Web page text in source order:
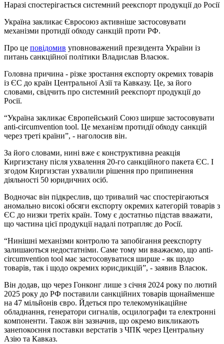
Наразі спостерігається системний реекспорт продукції до Росії
Україна закликає Євросоюз активніше застосовувати
механізми протидії обходу санкцій проти РФ.
Про це повідомив уповноважений президента України із
питань санкційної політики Владислав Власюк.
Головна причина - різке зростання експорту окремих товарів
із ЄС до країн Центральної Азії та Кавказу. Це, за його
словами, свідчить про системний реекспорт продукції до
Росії.
“Україна закликає Європейський Союз ширше застосовувати
anti-circumvention tool. Це механізм протидії обходу санкцій
через треті країни”, - наголосив він.
За його словами, нині вже є конструктивна реакція
Киргизстану після ухвалення 20-го санкційного пакета ЄС. І
згодом Киргизстан ухвалили рішення про припинення
діяльності 50 юридичних осіб.
Водночас він підкреслив, що тривалий час спостерігаються
аномально високі обсяги експорту окремих категорій товарів з
ЄС до низки третіх країн. Тому є достатньо підстав вважати,
що частина цієї продукції надалі потрапляє до Росії.
“Нинішні механізми контролю та запобігання реекспорту
залишаються недостатніми. Саме тому ми вважаємо, що anti-
circumvention tool має застосовуватися ширше - як щодо
товарів, так і щодо окремих юрисдикцій”, - заявив Власюк.
Він додав, що через Гонконг лише з січня 2024 року по лютий
2025 року до РФ поставили санкційних товарів щонайменше
на 47 мільйонів євро. Йдеться про телекомунікаційне
обладнання, генератори сигналів, осцилографи та електронні
компоненти. Також він зазначив, що окремо викликають
занепокоєння поставки верстатів з ЧПК через Центральну
Азію та Кавказ.